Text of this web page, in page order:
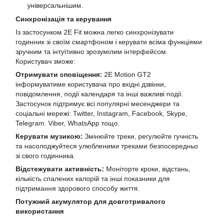
універсальнішим.
Синхронізація та керування
Із застосунком 2E Fit можна легко синхронізувати
годинник зі своїм смартфоном і керувати всіма функціями
зручним та інтуїтивно зрозумілим інтерфейсом.
Користувач зможе:
Отримувати сповіщення: 2E Motion GT2
інформуватиме користувача про вхідні дзвінки,
повідомлення, події календаря та інші важливі події.
Застосунок підтримує всі популярні месенджери та
соціальні мережі: Twitter, Instagram, Facebook, Skype,
Telegram. Viber, WhatsApp тощо.
Керувати музикою: Змінюйте треки, регулюйте гучність
та насолоджуйтеся улюбленими треками безпосередньо
зі свого годинника.
Відстежувати активність: Моніторте кроки, відстань,
кількість спалених калорій та інші показники для
підтримання здорового способу життя.
Потужний акумулятор для довготривалого
використання